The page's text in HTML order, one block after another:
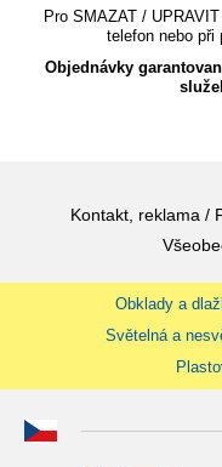
Pro SMAZAT /
telefon nebo
Objednávky
Kontakt, reklama /
Obklady a
Světelná a